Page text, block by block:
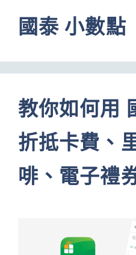
國泰 小數點
教你如何用
折抵卡費、
啡、電子禮